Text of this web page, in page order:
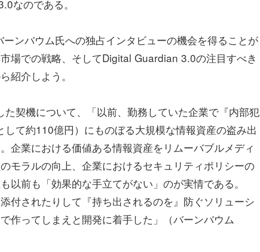
なのである。
ンバウム氏への独占インタビューの機会を得ることが
場での戦略、そしてDigital Guardian 3.0の注目すべき
紹介しよう。
契機について、「以前、勤務していた企業で『内部犯
て約110億円）にものぼる大規模な情報資産の盗み出
企業における価値ある情報資産をリムーバブルメディ
モラルの向上、企業におけるセキュリティポリシーの
前も「効果的な手立てがない」のが実情である。
付されたりして『持ち出されるのを』防ぐソリューシ
作ってしまえと開発に着手した」（バーンバウム